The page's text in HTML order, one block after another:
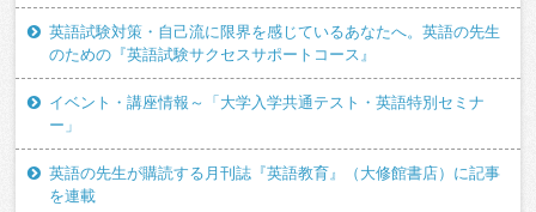
英語試験対策・自己流に限界を感じているあなたへ。英語の先生
のための『英語試験サクセスサポートコース』
イベント・講座情報～「大学入学共通テスト・英語特別セミナ
ー」
英語の先生が購読する月刊誌『英語教育』（大修館書店）に記事
を連載